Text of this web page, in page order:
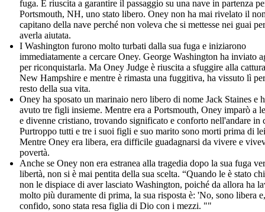
fuga. È riuscita a garantire il passaggio su una nave in partenza
Portsmouth, NH, uno stato libero. Oney non ha mai rivelato il
capitano della nave perché non voleva che si mettesse nei guai per
averla aiutata.
I Washington furono molto turbati dalla sua fuga e iniziarono
immediatamente a cercare Oney. George Washington ha inviato
per riconquistarla. Ma Oney Judge è riuscita a sfuggire alla
New Hampshire e mentre è rimasta una fuggitiva, ha vissuto lì
resto della sua vita.
Oney ha sposato un marinaio nero libero di nome Jack Staines e
avuto tre figli insieme. Mentre era a Portsmouth, Oney imparò a
e divenne cristiano, trovando significato e conforto nell'andare in
Purtroppo tutti e tre i suoi figli e suo marito sono morti prima di
Mentre Oney era libera, era difficile guadagnarsi da vivere e
povertà.
Anche se Oney non era estranea alla tragedia dopo la sua fuga
libertà, non si è mai pentita della sua scelta. “Quando le è stato
non le dispiace di aver lasciato Washington, poiché da allora ha
molto più duramente di prima, la sua risposta è: 'No, sono libera e,
confido, sono stata resa figlia di Dio con i mezzi. ""